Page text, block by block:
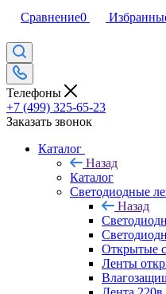
Сравнение0
Телефоны
+7 (499) 325-65-23
Заказать звонок
Каталог
Назад
Каталог
Светодиодные
Назад
Открытые
Ленты